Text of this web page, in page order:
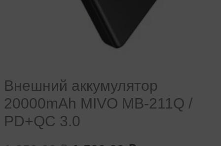
Внешний аккумулятор
20000mAh MIVO MB-211Q /
PD+QC 3.0